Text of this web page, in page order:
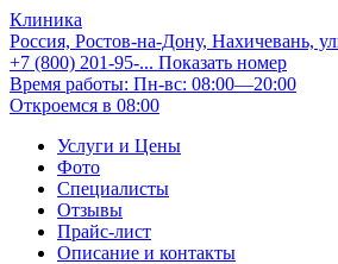
Клиника
Россия, Ростов-на-Дону, Нахичевань,
+7 (800) 201-95-... Показать номер
Время работы: Пн-вс: 08:00—20:00
Откроемся в 08:00
Услуги и Цены
Фото
Специалисты
Отзывы
Прайс-лист
Описание и контакты